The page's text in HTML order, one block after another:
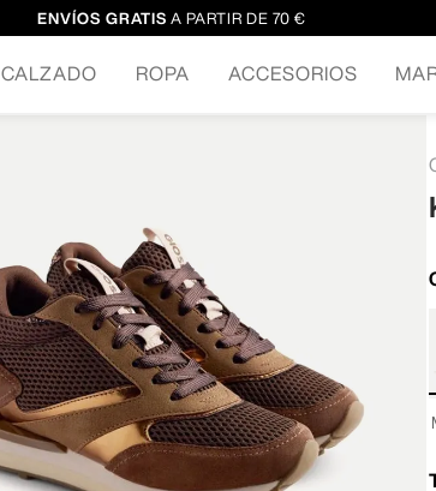
ENVÍOS GRATIS A PARTIR DE 70 €
CALZADO ROPA ACCESORIOS